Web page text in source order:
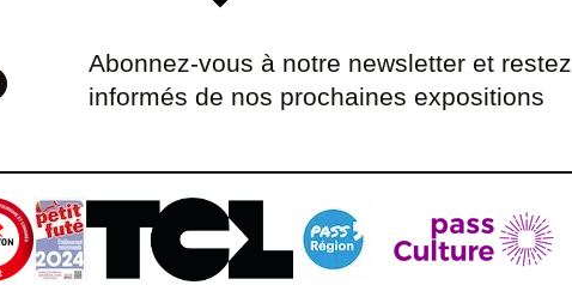
Abonnez-vous à notre newsletter et restez
informés de nos prochaines expositions